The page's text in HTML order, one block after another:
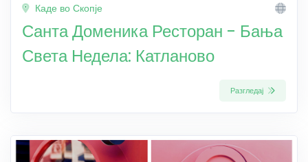
Каде во Скопје
Санта Доменика Ресторан - Бања
Света Недела: Катланово
Разгледај